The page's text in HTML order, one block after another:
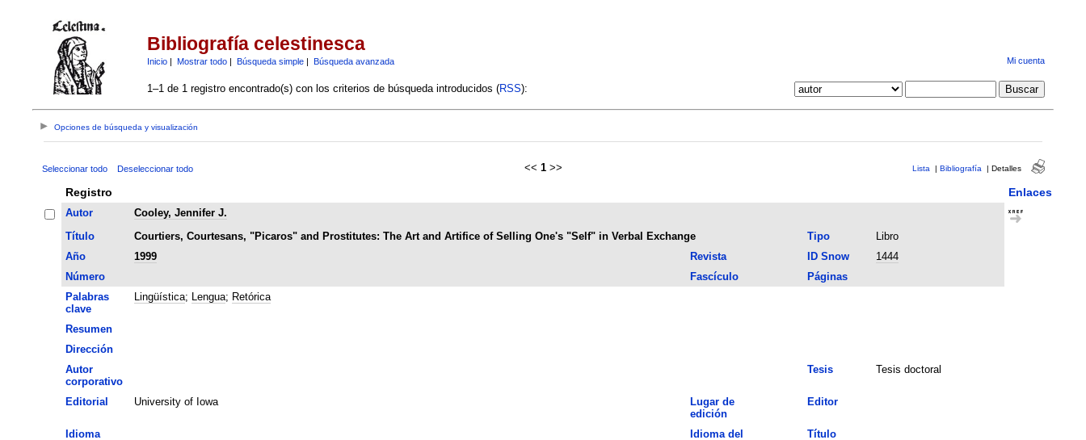
Bibliografía celestinesca
Inicio| Mostrar todo| Búsqueda simple| Búsqueda avanzada Mi cuenta
1–1 de 1 registro encontrado(s) con los criterios de búsqueda introducidos (RSS):
Opciones de búsqueda y visualización
Seleccionar todo Deseleccionar todo << 1 >> Lista | Bibliografía | Detalles
Registro Enlaces
Autor
Cooley, Jennifer J.
Título
Courtiers, Courtesans, "Picaros" and Prostitutes: The Art and Artifice of Selling One's "Self" in Verbal Exchange Tipo
Libro
Año
1999 Revista ID Snow
1444
Número
Fascículo
Páginas
Palabras
clave
Lingüística; Lengua; Retórica
Resumen
Dirección
Autor
corporativo
Tesis Tesis doctoral
Editorial University of Iowa
Lugar de
edición
Editor
Idioma
Idioma del
Título